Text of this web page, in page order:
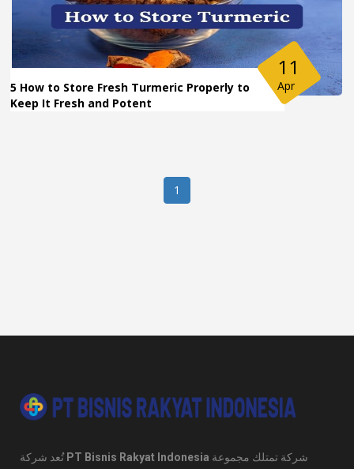
5 How to Store Fresh Turmeric Properly to
Keep It Fresh and Potent
11
Apr
1
تُعد شركة PT Bisnis Rakyat Indonesia